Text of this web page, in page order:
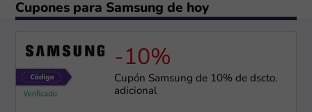
Cupones para Samsung de hoy
-10%
Cupón Samsung de 10% de dscto.
adicional